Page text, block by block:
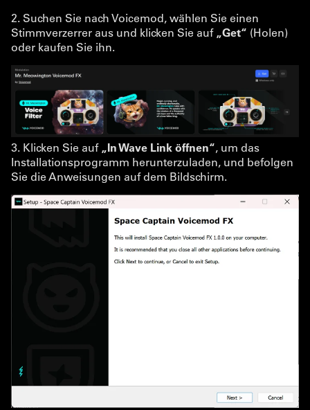
2. Suchen Sie nach Voicemod, wählen Sie einen
Stimmverzerrer aus und klicken Sie auf „Get“ (Holen)
oder kaufen Sie ihn.
3. Klicken Sie auf „In Wave Link öffnen“, um das
Installationsprogramm herunterzuladen, und befolgen
Sie die Anweisungen auf dem Bildschirm.